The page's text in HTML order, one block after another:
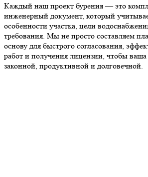
Каждый наш проект бурения — это
инженерный документ, который
особенности участка, цели
требования. Мы не просто составляем
основу для быстрого согласования,
работ и получения лицензии, чтобы
законной, продуктивной и долговечной.